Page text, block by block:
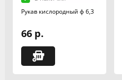
Рукав кислородный ф 6,3
66 р.